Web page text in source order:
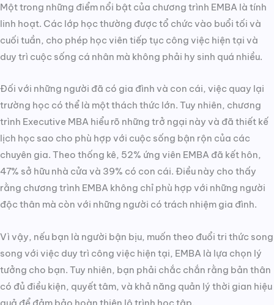
Một trong những điểm nổi bật của chương trình EMBA là tính
linh hoạt. Các lớp học thường được tổ chức vào buổi tối và
cuối tuần, cho phép học viên tiếp tục công việc hiện tại và
duy trì cuộc sống cá nhân mà không phải hy sinh quá nhiều.
Đối với những người đã có gia đình và con cái, việc quay lại
trường học có thể là một thách thức lớn. Tuy nhiên, chương
trình Executive MBA hiểu rõ những trở ngại này và đã thiết kế
lịch học sao cho phù hợp với cuộc sống bận rộn của các
chuyên gia. Theo thống kê, 52% ứng viên EMBA đã kết hôn,
47% sở hữu nhà cửa và 39% có con cái. Điều này cho thấy
rằng chương trình EMBA không chỉ phù hợp với những người
độc thân mà còn với những người có trách nhiệm gia đình.
Vì vậy, nếu bạn là người bận bịu, muốn theo đuổi tri thức song
song với việc duy trì công việc hiện tại, EMBA là lựa chọn lý
tưởng cho bạn. Tuy nhiên, bạn phải chắc chắn rằng bản thân
có đủ điều kiện, quyết tâm, và khả năng quản lý thời gian hiệu